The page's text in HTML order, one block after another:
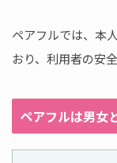
ペアフルでは、本
おり、利用者の安
ペアフルは男女